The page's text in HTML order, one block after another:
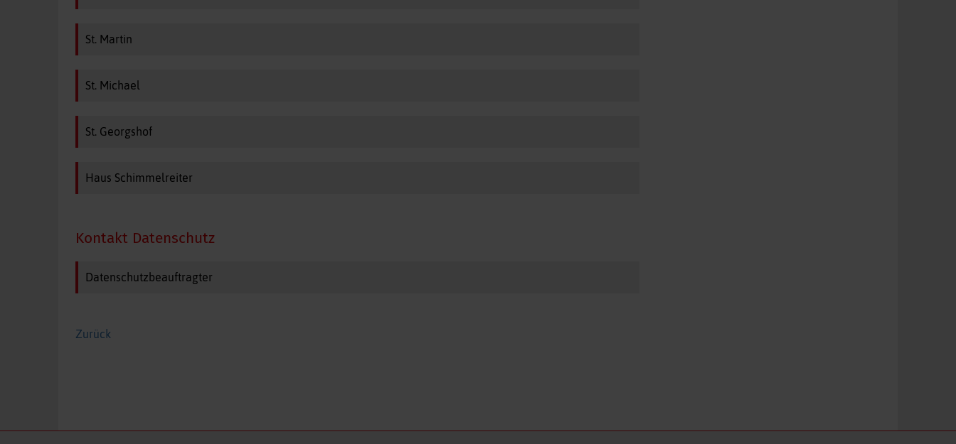
St. Martin
St. Michael
St. Georgshof
Haus Schimmelreiter
Kontakt Datenschutz
Datenschutzbeauftragter
Zurück